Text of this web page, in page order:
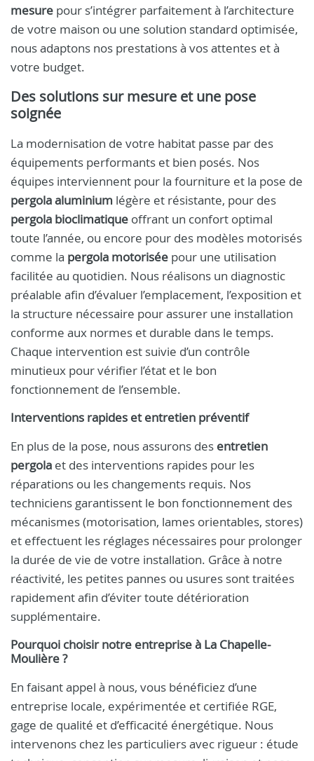
mesure pour s’intégrer parfaitement à l’architecture
de votre maison ou une solution standard optimisée,
nous adaptons nos prestations à vos attentes et à
votre budget.
Des solutions sur mesure et une pose
soignée
La modernisation de votre habitat passe par des
équipements performants et bien posés. Nos
équipes interviennent pour la fourniture et la pose de
pergola aluminium légère et résistante, pour des
pergola bioclimatique offrant un confort optimal
toute l’année, ou encore pour des modèles motorisés
comme la pergola motorisée pour une utilisation
facilitée au quotidien. Nous réalisons un diagnostic
préalable afin d’évaluer l’emplacement, l’exposition et
la structure nécessaire pour assurer une installation
conforme aux normes et durable dans le temps.
Chaque intervention est suivie d’un contrôle
minutieux pour vérifier l’état et le bon
fonctionnement de l’ensemble.
Interventions rapides et entretien préventif
En plus de la pose, nous assurons des entretien
pergola et des interventions rapides pour les
réparations ou les changements requis. Nos
techniciens garantissent le bon fonctionnement des
mécanismes (motorisation, lames orientables, stores)
et effectuent les réglages nécessaires pour prolonger
la durée de vie de votre installation. Grâce à notre
réactivité, les petites pannes ou usures sont traitées
rapidement afin d’éviter toute détérioration
supplémentaire.
Pourquoi choisir notre entreprise à La Chapelle-
Moulière ?
En faisant appel à nous, vous bénéficiez d’une
entreprise locale, expérimentée et certifiée RGE,
gage de qualité et d’efficacité énergétique. Nous
intervenons chez les particuliers avec rigueur : étude